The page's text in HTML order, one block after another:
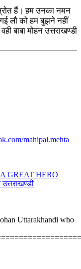
हैं। हम उनका नमन
लौ को हम बुझने नहीं
बाबा मोहन उत्तराखण्डी
mahipal.mehta
GREAT HERO
Uttarakhandi who